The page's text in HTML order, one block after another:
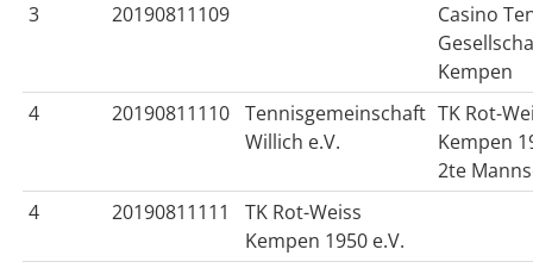
3
20190811109
Casino
Kempen
4
20190811110 Tennisgemeinschaft
Willich e.V.
TK Rot-
Kempen
2te
4
20190811111
TK Rot-Weiss
Kempen 1950 e.V.